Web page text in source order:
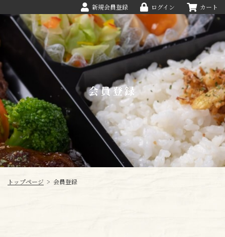
新規会員登録 ログイン カート
会員登録
トップページ > 会員登録